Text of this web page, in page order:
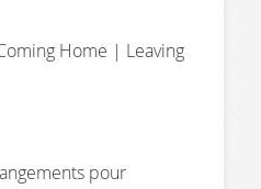
Home | Leaving
pour